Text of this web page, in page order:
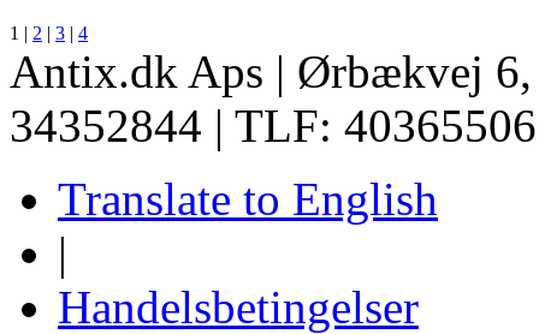
1 | 2 | 3 | 4
Antix.dk Aps | Ørbækvej
34352844 | TLF:
Translate to English
|
Handelsbetingelser